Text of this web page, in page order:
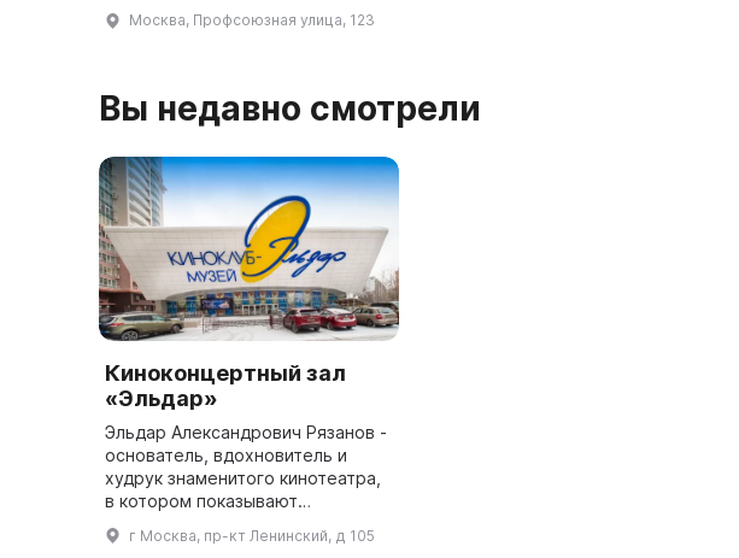
расположены монументальные и
Москва, Профсоюзная улица, 123
Вы недавно смотрели
Киноконцертный зал
«Эльдар»
Эльдар Александрович Рязанов -
основатель, вдохновитель и
худрук знаменитого кинотеатра,
в котором показывают
высокохудожественные фильмы.
Программа состоит из разных
г Москва, пр-кт Ленинский, д 105